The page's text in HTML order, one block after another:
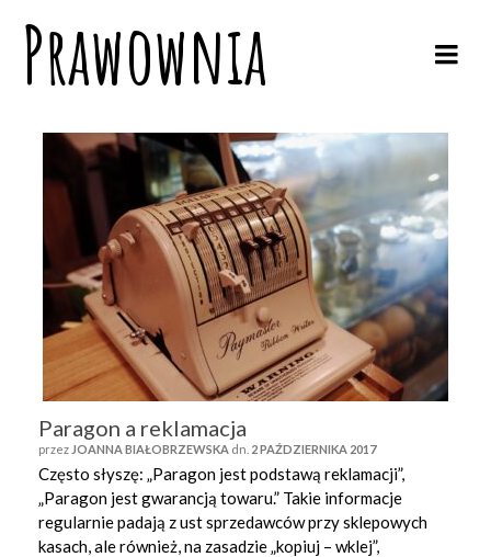
Prawownia
Paragon a reklamacja
przez JOANNA BIAŁOBRZEWSKA dn. 2 PAŹDZIERNIKA 2017
Często słyszę: „Paragon jest podstawą reklamacji”,
„Paragon jest gwarancją towaru.” Takie informacje
regularnie padają z ust sprzedawców przy sklepowych
kasach, ale również, na zasadzie „kopiuj – wklej”,